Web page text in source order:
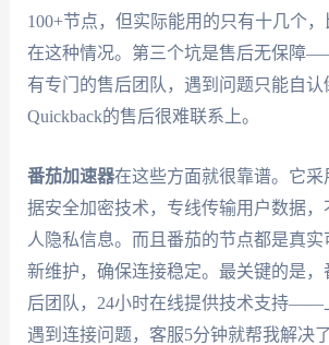
100+节点，但实际能用的只有十几个
在这种情况。第三个坑是售后无保障
有专门的售后团队，遇到问题只能自认
Quickback的售后很难联系上。
番茄加速器在这些方面就很靠谱。它采
据安全加密技术，专线传输用户数据，
人隐私信息。而且番茄的节点都是真实
新维护，确保连接稳定。最关键的是，
后团队，24小时在线提供技术支持——
遇到连接问题，客服5分钟就帮我解决